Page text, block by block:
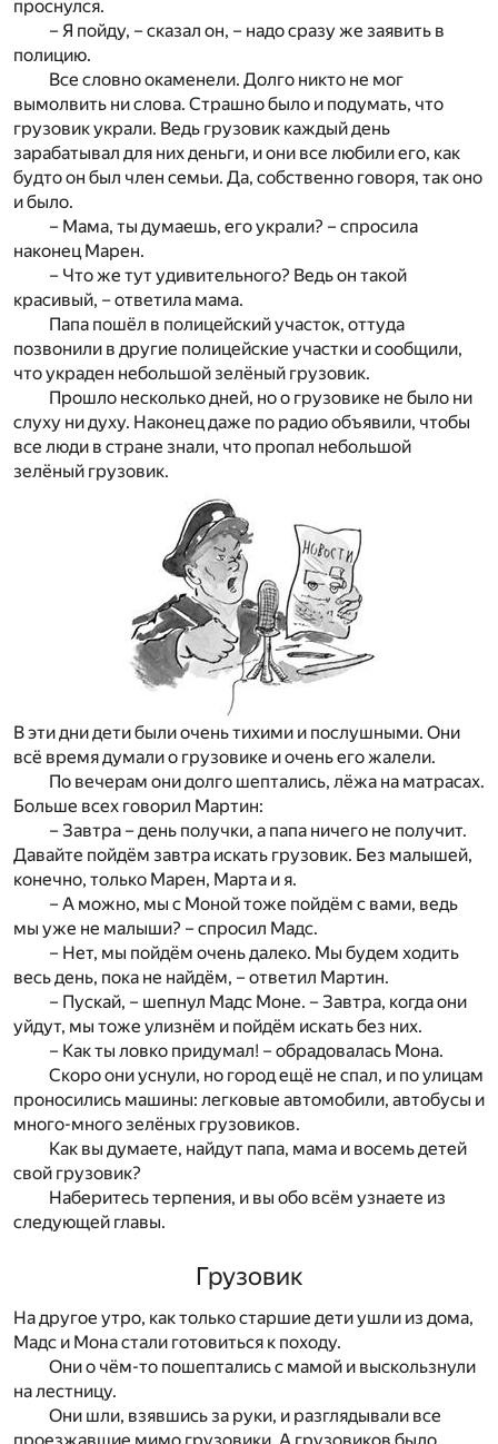
проснулся.
– Я пойду, – сказал он, – надо сразу же заявить в
полицию.
Все словно окаменели. Долго никто не мог
вымолвить ни слова. Страшно было и подумать, что
грузовик украли. Ведь грузовик каждый день
зарабатывал для них деньги, и они все любили его, как
будто он был член семьи. Да, собственно говоря, так оно
и было.
– Мама, ты думаешь, его украли? – спросила
наконец Марен.
– Что же тут удивительного? Ведь он такой
красивый, – ответила мама.
Папа пошёл в полицейский участок, оттуда
позвонили в другие полицейские участки и сообщили,
что украден небольшой зелёный грузовик.
Прошло несколько дней, но о грузовике не было ни
слуху ни духу. Наконец даже по радио объявили, чтобы
все люди в стране знали, что пропал небольшой
зелёный грузовик.
В эти дни дети были очень тихими и послушными. Они
всё время думали о грузовике и очень его жалели.
По вечерам они долго шептались, лёжа на матрасах.
Больше всех говорил Мартин:
– Завтра – день получки, а папа ничего не получит.
Давайте пойдём завтра искать грузовик. Без малышей,
конечно, только Марен, Марта и я.
– А можно, мы с Моной тоже пойдём с вами, ведь
мы уже не малыши? – спросил Мадс.
– Нет, мы пойдём очень далеко. Мы будем ходить
весь день, пока не найдём, – ответил Мартин.
– Пускай, – шепнул Мадс Моне. – Завтра, когда они
уйдут, мы тоже улизнём и пойдём искать без них.
– Как ты ловко придумал! – обрадовалась Мона.
Скоро они уснули, но город ещё не спал, и по улицам
проносились машины: легковые автомобили, автобусы и
много-много зелёных грузовиков.
Как вы думаете, найдут папа, мама и восемь детей
свой грузовик?
Наберитесь терпения, и вы обо всём узнаете из
следующей главы.
Грузовик
На другое утро, как только старшие дети ушли из дома,
Мадс и Мона стали готовиться к походу.
Они о чём-то пошептались с мамой и выскользнули
на лестницу.
Они шли, взявшись за руки, и разглядывали все